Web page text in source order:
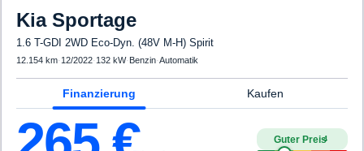
Kia Sportage
1.6 T-GDI 2WD Eco-Dyn. (48V M-H) Spirit
12.154 km· 12/2022· 132 kW· Benzin·Automatik
Finanzierung Kaufen
Guter Preis4